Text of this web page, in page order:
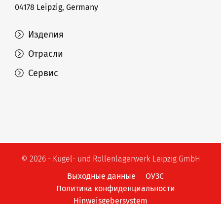
Изделия
Отрасли
Сервис
04178 Leipzig, Germany
© 2026 - Kugel- und Rollenlagerwerk Leipzig GmbH
Выходные данные
ОУЗС
Политика конфиденциальности
Hinweisgebersystem